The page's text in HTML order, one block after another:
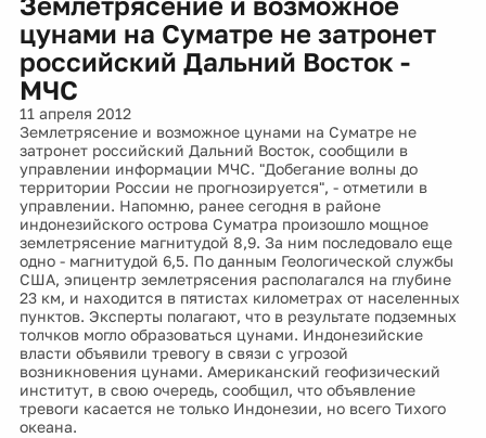
цунами на Суматре не затронет
российский Дальний Восток -
МЧС
11 апреля 2012
Землетрясение и возможное цунами на Суматре не
затронет российский Дальний Восток, сообщили в
управлении информации МЧС. "Добегание волны до
территории России не прогнозируется", - отметили в
управлении. Напомню, ранее сегодня в районе
индонезийского острова Суматра произошло мощное
землетрясение магнитудой 8,9. За ним последовало еще
одно - магнитудой 6,5. По данным Геологической службы
США, эпицентр землетрясения располагался на глубине
23 км, и находится в пятистах километрах от населенных
пунктов. Эксперты полагают, что в результате подземных
толчков могло образоваться цунами. Индонезийские
власти объявили тревогу в связи с угрозой
возникновения цунами. Американский геофизический
институт, в свою очередь, сообщил, что объявление
тревоги касается не только Индонезии, но всего Тихого
океана.